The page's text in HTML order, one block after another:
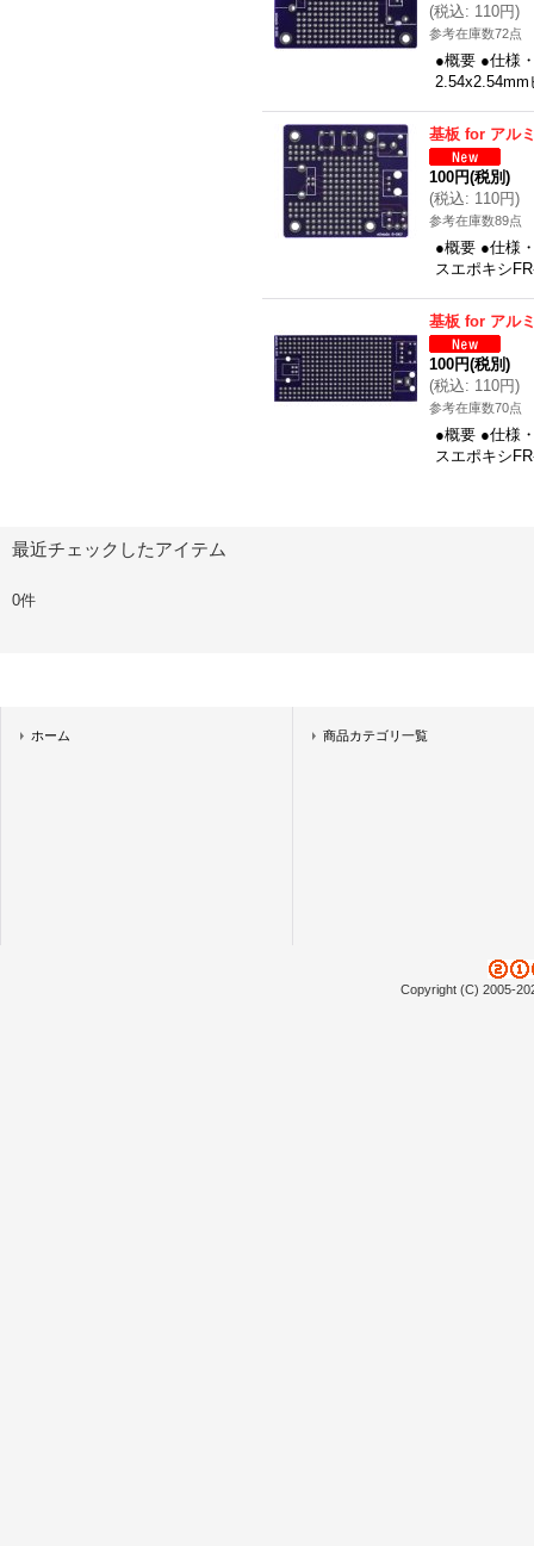
(税込: 110円)
参考在庫数72点
●概要 ●仕様
基板 for アル
100円(税別)
(税込: 110円)
参考在庫数89点
●概要 ●仕様
スエポキシ
基板 for アル
100円(税別)
(税込: 110円)
参考在庫数70点
●概要 ●仕様
スエポキシ
最近チェックしたアイテム
0件
ホーム 商品カテゴリ一覧
Copyright (C) 2005-